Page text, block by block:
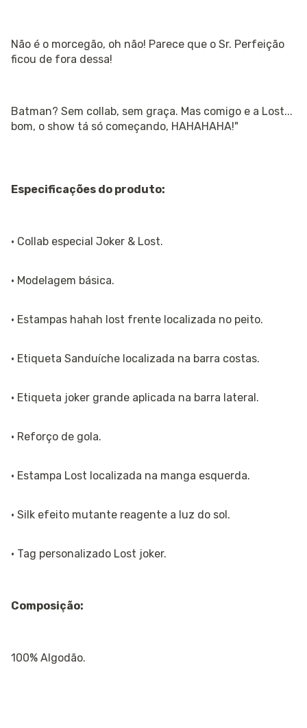
Não é o morcegão, oh não! Parece que o Sr. Perfeição
ficou de fora dessa!
Batman? Sem collab, sem graça. Mas comigo e a Lost...
bom, o show tá só começando, HAHAHAHA!"
Especificações do produto:
· Collab especial Joker & Lost.
· Modelagem básica.
· Estampas hahah lost frente localizada no peito.
· Etiqueta Sanduíche localizada na barra costas.
· Etiqueta joker grande aplicada na barra lateral.
· Reforço de gola.
· Estampa Lost localizada na manga esquerda.
· Silk efeito mutante reagente a luz do sol.
· Tag personalizado Lost joker.
Composição:
100% Algodão.